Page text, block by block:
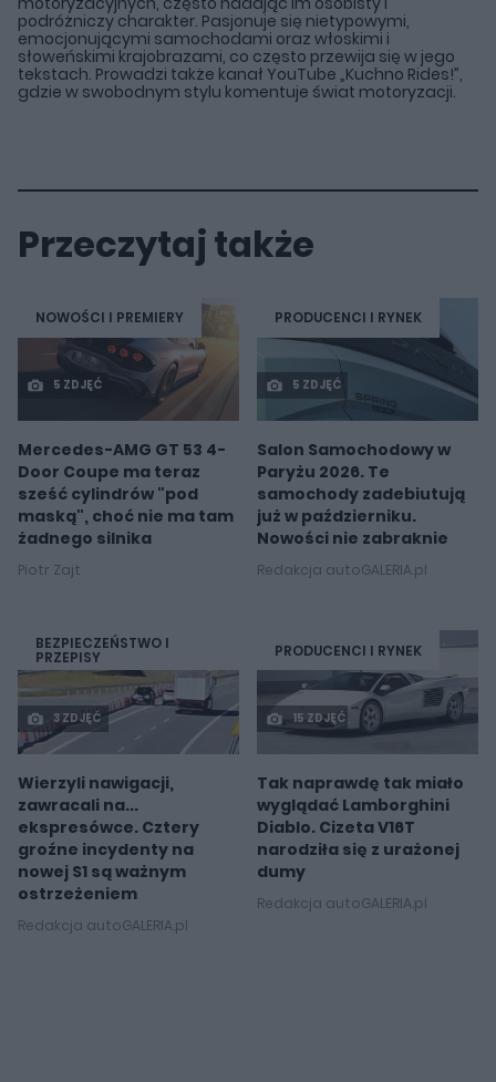
podróżniczy charakter. Pasjonuje się nietypowymi,
emocjonującymi samochodami oraz włoskimi i
słoweńskimi krajobrazami, co często przewija się w jego
tekstach. Prowadzi także kanał YouTube „Kuchno Rides!”,
gdzie w swobodnym stylu komentuje świat motoryzacji.
Przeczytaj także
NOWOŚCI I PREMIERY
5 ZDJĘĆ
Mercedes-AMG GT 53 4-
Door Coupe ma teraz
sześć cylindrów "pod
maską", choć nie ma tam
żadnego silnika
Piotr Zajt
PRODUCENCI I RYNEK
5 ZDJĘĆ
Salon Samochodowy w
Paryżu 2026. Te
samochody zadebiutują
już w październiku.
Nowości nie zabraknie
Redakcja autoGALERIA.pl
BEZPIECZEŃSTWO I
PRZEPISY
3 ZDJĘĆ
Wierzyli nawigacji,
zawracali na...
ekspresówce. Cztery
groźne incydenty na
nowej S1 są ważnym
ostrzeżeniem
Redakcja autoGALERIA.pl
PRODUCENCI I RYNEK
15 ZDJĘĆ
Tak naprawdę tak miało
wyglądać Lamborghini
Diablo. Cizeta V16T
narodziła się z urażonej
dumy
Redakcja autoGALERIA.pl